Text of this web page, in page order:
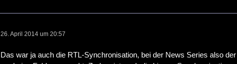
26. April 2014 um 20:57
Das war ja auch die RTL-Synchronisation, bei der News Series also